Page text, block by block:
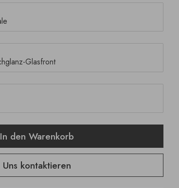
In den Warenkorb
Uns kontaktieren